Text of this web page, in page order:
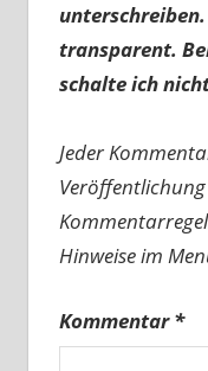
transparent.
schalte ich
Jeder
Hinweise im
Kommentar*